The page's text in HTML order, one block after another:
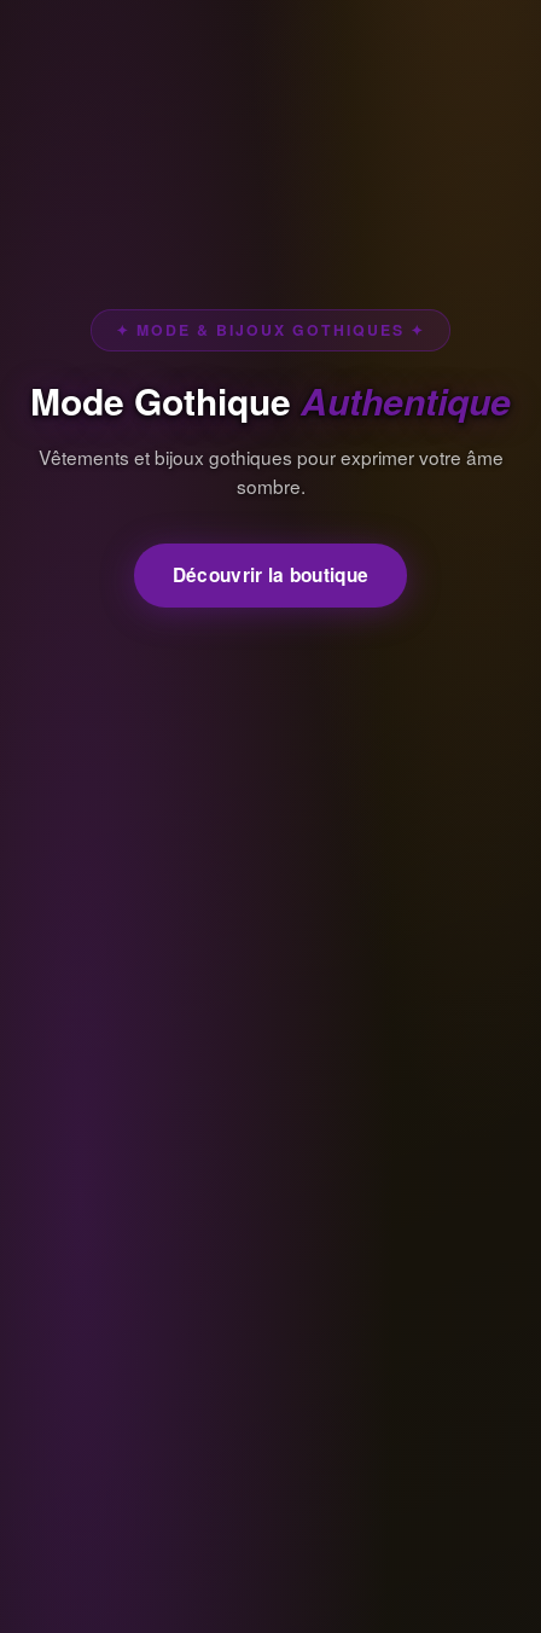
✦ MODE & BIJOUX GOTHIQUES ✦
Mode Gothique Authentique
Vêtements et bijoux gothiques pour exprimer votre âme
sombre.
Découvrir la boutique